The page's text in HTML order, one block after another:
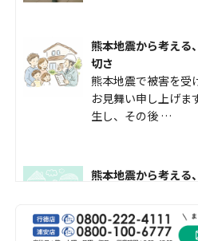
熊本地震から考える
切さ
熊本地震で被害を受
お見舞い申し上げま
生し、その後 …
熊本地震から考える
受けられた皆様に、
す。 今回の地震 …